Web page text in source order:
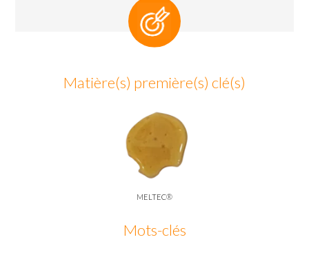
Matière(s) première(s) clé(s)
MELTEC®
Mots-clés